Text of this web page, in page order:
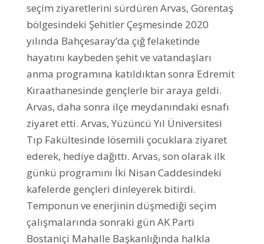
seçim ziyaretlerini sürdüren Arvas, Görentaş
bölgesindeki Şehitler Çeşmesinde 2020
yılında Bahçesaray’da çığ felaketinde
hayatını kaybeden şehit ve vatandaşları
anma programına katıldıktan sonra Edremit
Kıraathanesinde gençlerle bir araya geldi.
Arvas, daha sonra ilçe meydanındaki esnafı
ziyaret etti. Arvas, Yüzüncü Yıl Üniversitesi
Tıp Fakültesinde lösemili çocuklara ziyaret
ederek, hediye dağıttı. Arvas, son olarak ilk
günkü programını İki Nisan Caddesindeki
kafelerde gençleri dinleyerek bitirdi.
Temponun ve enerjinin düşmediği seçim
çalışmalarında sonraki gün AK Parti
Bostaniçi Mahalle Başkanlığında halkla